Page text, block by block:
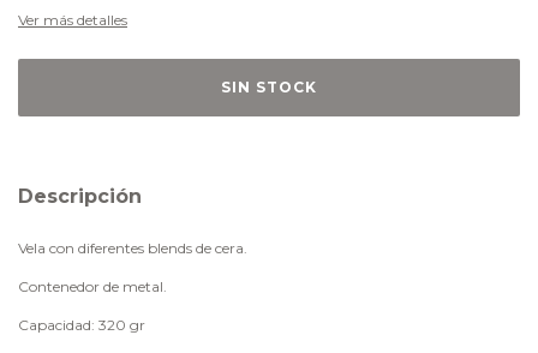
Ver más detalles
Descripción
Vela con diferentes blends de cera.
Contenedor de metal.
Capacidad: 320 gr